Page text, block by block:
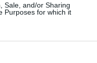
Sale, and/or Sharing
Purposes for which it